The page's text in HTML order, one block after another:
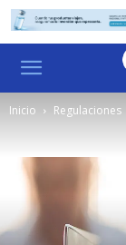
Inicio Regulaciones